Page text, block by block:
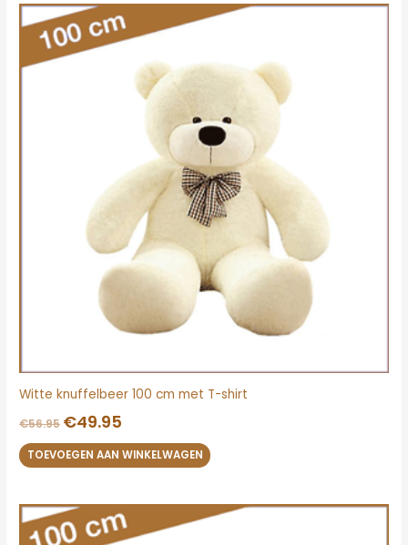
Witte knuffelbeer 100 cm met T-shirt
€56.95
Oorspronkelijke
prijs
was:
€56.95.
€49.95
prijs
is:
TOEVOEGEN AAN WINKELWAGEN
Oorspronkelijke
prijs
was:
Huidige
prijs
is: